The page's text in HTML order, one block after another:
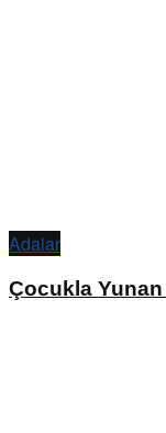
Adalar
Çocukla